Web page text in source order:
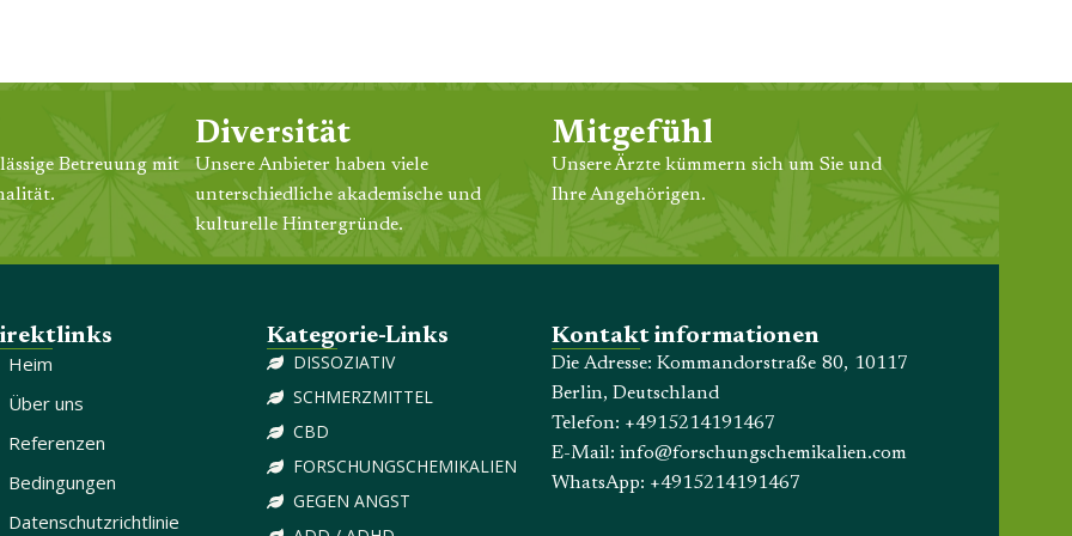
Betreuung mit
Diversität
Unsere Anbieter haben viele
unterschiedliche akademische und
kulturelle Hintergründe.
Mitgefühl
Unsere Ärzte kümmern sich um Sie und
Ihre Angehörigen.
Heim
Über uns
Referenzen
Bedingungen
Datenschutzrichtlinie
Kategorie-Links
DISSOZIATIV
SCHMERZMITTEL
CBD
FORSCHUNGSCHEMIKALIEN
GEGEN ANGST
Kontakt informationen
Die Adresse: Kommandorstraße 80, 10117
Berlin, Deutschland
Telefon: +4915214191467
E-Mail: info@forschungschemikalien.com
WhatsApp: +4915214191467